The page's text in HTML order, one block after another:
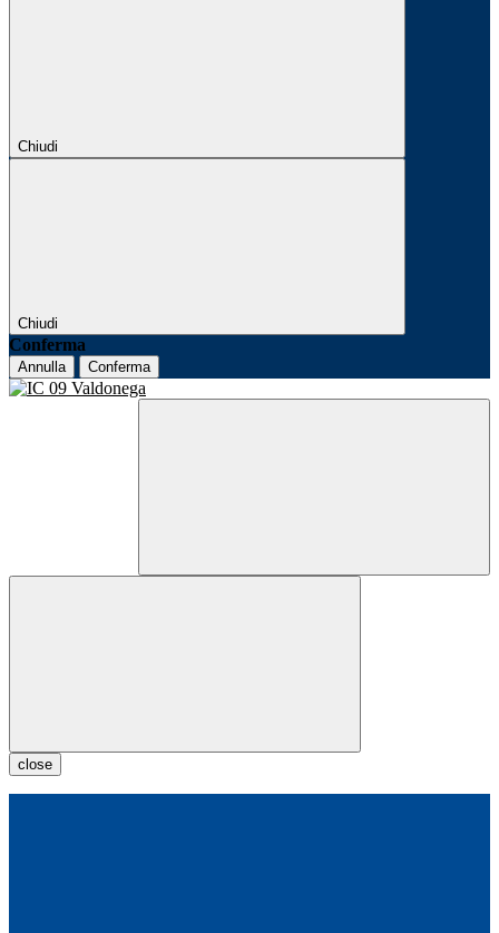
Chiudi
Chiudi
Conferma
Annulla Conferma
close